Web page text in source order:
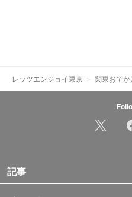
レッツエンジョイ東京 関東おでか
記事